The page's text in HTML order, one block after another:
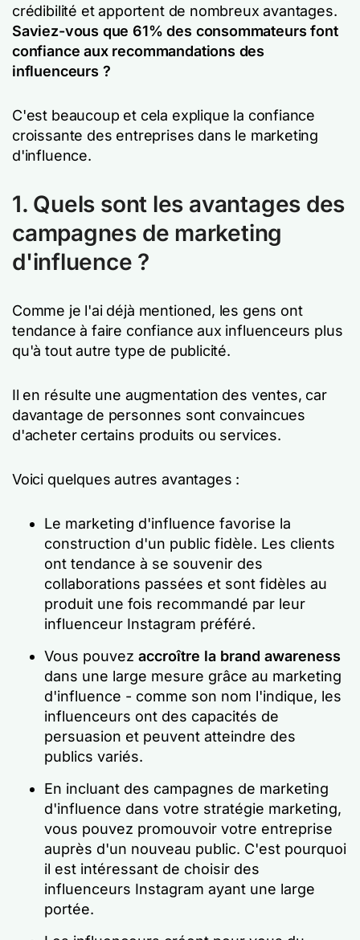
crédibilité et apportent de nombreux avantages.
Saviez-vous que 61% des consommateurs font
confiance aux recommandations des
influenceurs ?
C'est beaucoup et cela explique la confiance
croissante des entreprises dans le marketing
d'influence.
1. Quels sont les avantages des
campagnes de marketing
d'influence ?
Comme je l'ai déjà mentioned, les gens ont
tendance à faire confiance aux influenceurs plus
qu'à tout autre type de publicité.
Il en résulte une augmentation des ventes, car
davantage de personnes sont convaincues
d'acheter certains produits ou services.
Voici quelques autres avantages :
Le marketing d'influence favorise la
construction d'un public fidèle. Les clients
ont tendance à se souvenir des
collaborations passées et sont fidèles au
produit une fois recommandé par leur
influenceur Instagram préféré.
Vous pouvez accroître la brand awareness
dans une large mesure grâce au marketing
d'influence - comme son nom l'indique, les
influenceurs ont des capacités de
persuasion et peuvent atteindre des
publics variés.
En incluant des campagnes de marketing
d'influence dans votre stratégie marketing,
vous pouvez promouvoir votre entreprise
auprès d'un nouveau public. C'est pourquoi
il est intéressant de choisir des
influenceurs Instagram ayant une large
portée.